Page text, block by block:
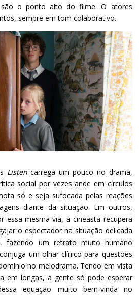
são o ponto alto do filme. O atores
sempre em tom colaborativo.
Listencarrega um pouco no drama,
social por vezes ande em círculos
só e seja sufocada pelas reações
diante da situação. Em outros,
essa mesma via, a cineasta recupera
o espectador na situação delicada
fazendo um retrato muito humano
um olhar clínico para questões
no melodrama. Tendo em vista
em longas, a gente só pode esperar
equação muito bem-vinda no